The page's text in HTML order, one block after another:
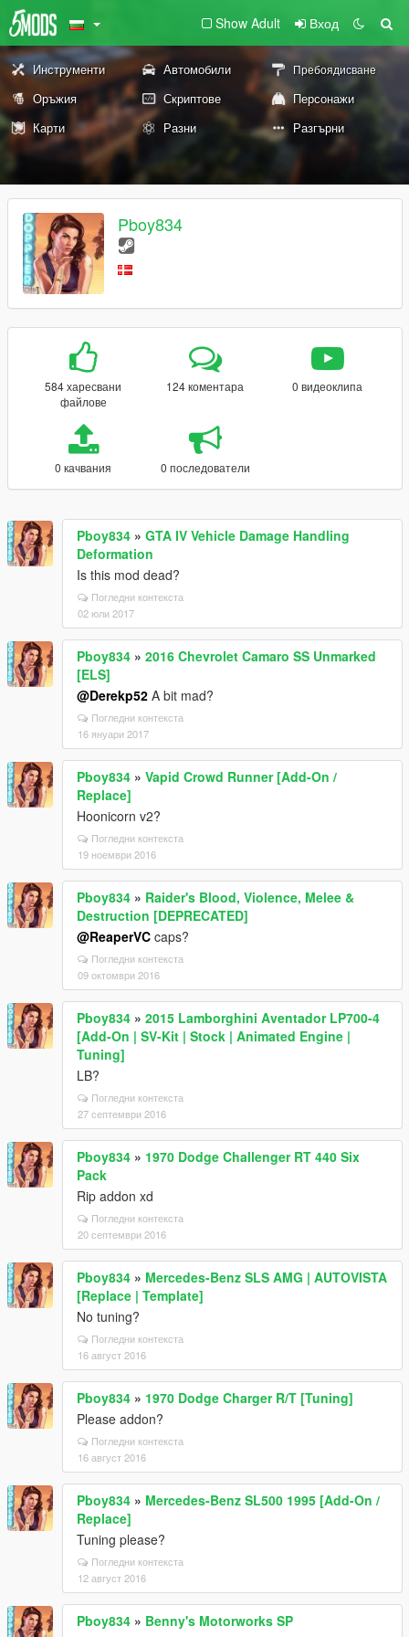
Show Adult Вход
Инструменти Автомобили Пребоядисване
Оръжия Скриптове
Персонажи
Карти
Разни Разгърни
Pboy834
584 харесвани
файлове
124 коментара 0 видеоклипа
0 качвания 0 последователи
Pboy834 » GTA IV Vehicle Damage Handling
Deformation
Is this mod dead?
Погледни контекста
02 юли 2017
Pboy834 » 2016 Chevrolet Camaro SS Unmarked
[ELS]
@Derekp52 A bit mad?
Погледни контекста
16 януари 2017
Pboy834 » Vapid Crowd Runner [Add-On /
Replace]
Hoonicorn v2?
Погледни контекста
19 ноември 2016
Pboy834 » Raider's Blood, Violence, Melee &
Destruction [DEPRECATED]
@ReaperVC caps?
Погледни контекста
09 октомври 2016
Pboy834 » 2015 Lamborghini Aventador LP700-4
[Add-On | SV-Kit | Stock | Animated Engine |
Tuning]
LB?
Погледни контекста
27 септември 2016
Pboy834 » 1970 Dodge Challenger RT 440 Six
Pack
Rip addon xd
Погледни контекста
20 септември 2016
Pboy834 » Mercedes-Benz SLS AMG | AUTOVISTA
[Replace | Template]
No tuning?
Погледни контекста
16 август 2016
Pboy834 » 1970 Dodge Charger R/T [Tuning]
Please addon?
Погледни контекста
16 август 2016
Pboy834 » Mercedes-Benz SL500 1995 [Add-On /
Replace]
Tuning please?
Погледни контекста
12 август 2016
Pboy834 » Benny's Motorworks SP